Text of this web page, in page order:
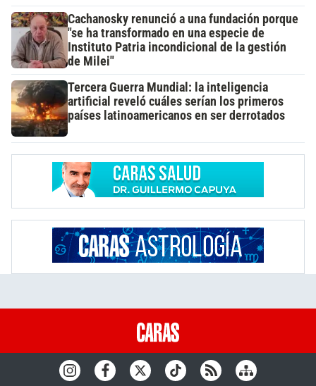
Cachanosky renunció a una fundación porque
"se ha transformado en una especie de
Instituto Patria incondicional de la gestión
de Milei"
Tercera Guerra Mundial: la inteligencia
artificial reveló cuáles serían los primeros
países latinoamericanos en ser derrotados